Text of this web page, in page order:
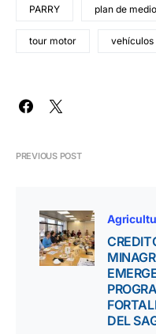
PARRY plan de
tour motor
PREVIOUS POST
DEL